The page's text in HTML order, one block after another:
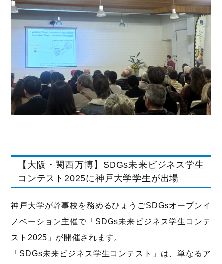
【大阪・関西万博】SDGs未来ビジネス学生
コンテスト2025に神戸大学学生が出場
神戸大学が幹事校を務めるひょうごSDGsオープンイ
ノベーション主催で「SDGs未来ビジネス学生コンテ
スト2025」が開催されます。
「SDGs未来ビジネス学生コンテスト」は、単なるア